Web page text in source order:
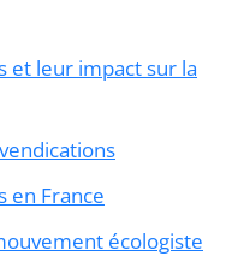
et leur impact sur la
en France
écologiste